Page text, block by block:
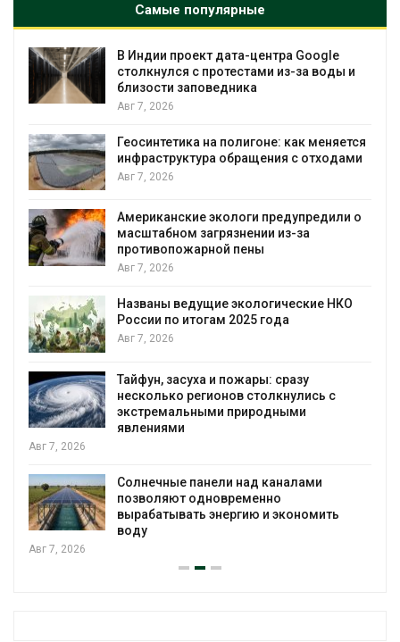
Самые популярные
В Индии проект дата-центра Google
столкнулся с протестами из-за воды и
близости заповедника
Авг 7, 2026
Геосинтетика на полигоне: как меняется
инфраструктура обращения с отходами
Авг 7, 2026
Американские экологи предупредили о
масштабном загрязнении из-за
противопожарной пены
Авг 7, 2026
Названы ведущие экологические НКО
России по итогам 2025 года
Авг 7, 2026
Тайфун, засуха и пожары: сразу
несколько регионов столкнулись с
экстремальными природными
явлениями
Авг 7, 2026
Солнечные панели над каналами
позволяют одновременно
вырабатывать энергию и экономить
воду
Авг 7, 2026